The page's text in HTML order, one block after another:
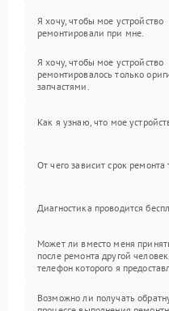
Я хочу, чтобы мое устройство
ремонтировали при мне.
Я хочу, чтобы мое устройство
ремонтировалось только
запчастями.
Как я узнаю, что мое
От чего зависит срок ремонта
Диагностика проводится
Может ли вместо меня
после ремонта другой
телефон которого я
Возможно ли получать